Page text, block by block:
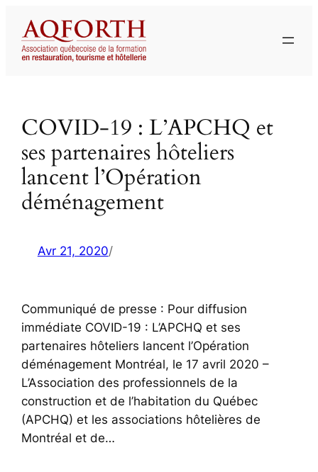
contenu
COVID-19 : L’APCHQ et
ses partenaires hôteliers
lancent l’Opération
déménagement
Avr 21, 2020/
Communiqué de presse : Pour diffusion
immédiate COVID-19 : L’APCHQ et ses
partenaires hôteliers lancent l’Opération
déménagement Montréal, le 17 avril 2020 –
L’Association des professionnels de la
construction et de l’habitation du Québec
(APCHQ) et les associations hôtelières de
Montréal et de…